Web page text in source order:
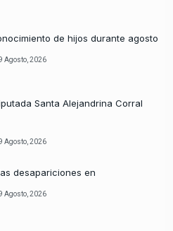
de hijos durante agosto
Agosto, 2026
Santa Alejandrina Corral
Agosto, 2026
desapariciones en
Agosto, 2026